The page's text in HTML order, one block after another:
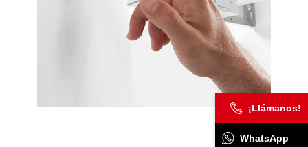
¡Llámanos!
WhatsApp